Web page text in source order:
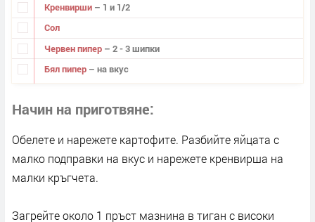
Кренвирши – 1 и 1/2
Сол
Червен пипер – 2 - 3 шипки
Бял пипер – на вкус
Начин на приготвяне
Обелете и нарежете картофите. Разбийте яйцата с
малко подправки на вкус и нарежете кренвирша на
малки кръгчета.
Загрейте около 1 пръст мазнина в тиган с високи